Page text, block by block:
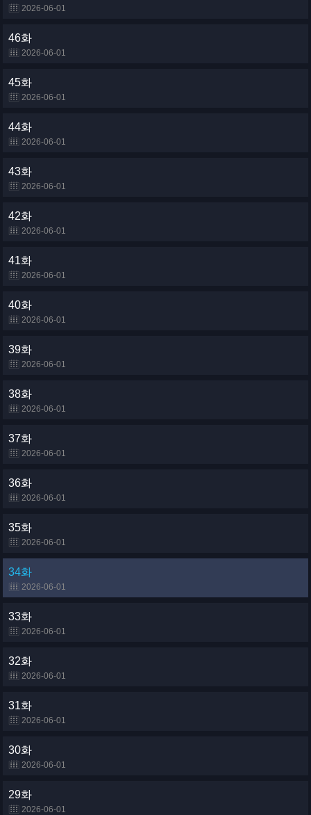
2026-06-01
46화
2026-06-01
45화
2026-06-01
44화
2026-06-01
43화
2026-06-01
42화
2026-06-01
41화
2026-06-01
40화
2026-06-01
39화
2026-06-01
38화
2026-06-01
37화
2026-06-01
36화
2026-06-01
35화
2026-06-01
34화
2026-06-01
33화
2026-06-01
32화
2026-06-01
31화
2026-06-01
30화
2026-06-01
29화
2026-06-01